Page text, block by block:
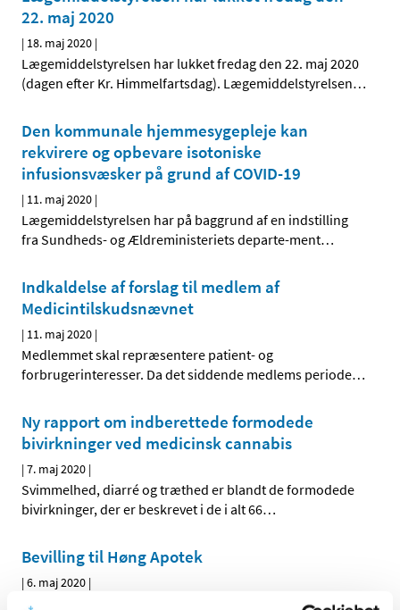
22. maj 2020
| 18. maj 2020 |
Lægemiddelstyrelsen har lukket fredag den 22. maj 2020
(dagen efter Kr. Himmelfartsdag). Lægemiddelstyrelsen…
Den kommunale hjemmesygepleje kan
rekvirere og opbevare isotoniske
infusionsvæsker på grund af COVID-19
| 11. maj 2020 |
Lægemiddelstyrelsen har på baggrund af en indstilling
fra Sundheds- og Ældreministeriets departe-ment…
Indkaldelse af forslag til medlem af
Medicintilskudsnævnet
| 11. maj 2020 |
Medlemmet skal repræsentere patient- og
forbrugerinteresser. Da det siddende medlems periode…
Ny rapport om indberettede formodede
bivirkninger ved medicinsk cannabis
|7. maj 2020 |
Svimmelhed, diarré og træthed er blandt de formodede
bivirkninger, der er beskrevet i de i alt 66…
Bevilling til Høng Apotek
|6. maj 2020 |
Lægemiddelstyrelsen har den 4. maj 2020 meddelt at